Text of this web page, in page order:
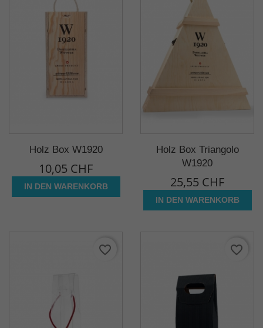
Holz Box W1920
10,05 CHF
IN DEN WARENKORB
Holz Box Triangolo
W1920
25,55 CHF
IN DEN WARENKORB
favorite_border favorite_border